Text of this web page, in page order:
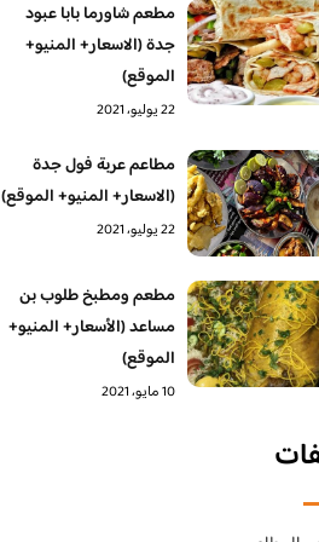
مطعم شاورما بابا عبود
جدة (الاسعار+ المنيو+
الموقع)
22 يوليو، 2021
مطاعم عربة فول جدة
(الاسعار+ المنيو+ الموقع)
22 يوليو، 2021
مطعم ومطبخ طلوب بن
مساعد (الأسعار+ المنيو+
الموقع)
10 مايو، 2021